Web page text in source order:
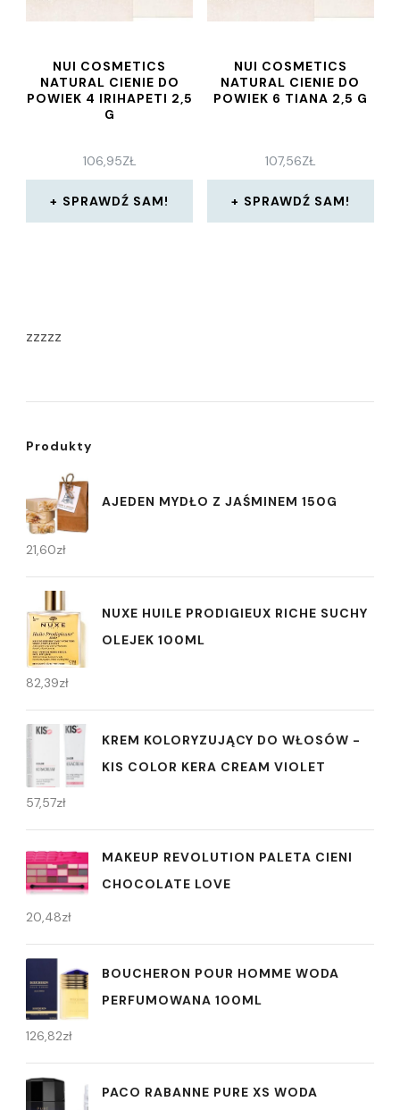
NUI COSMETICS
NATURAL CIENIE DO
POWIEK 4 IRIHAPETI 2,5
G
106,95ZŁ
SPRAWDŹ SAM!
NUI COSMETICS
NATURAL CIENIE DO
POWIEK 6 TIANA 2,5 G
107,56ZŁ
SPRAWDŹ SAM!
zzzzz
Produkty
AJEDEN MYDŁO Z JAŚMINEM 150G
21,60zł
NUXE HUILE PRODIGIEUX RICHE SUCHY
OLEJEK 100ML
82,39zł
KREM KOLORYZUJĄCY DO WŁOSÓW -
KIS COLOR KERA CREAM VIOLET
57,57zł
MAKEUP REVOLUTION PALETA CIENI
CHOCOLATE LOVE
20,48zł
BOUCHERON POUR HOMME WODA
PERFUMOWANA 100ML
126,82zł
PACO RABANNE PURE XS WODA